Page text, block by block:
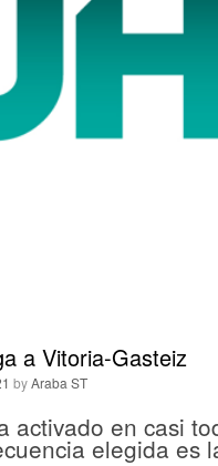
a Vitoria-Gasteiz
byAraba ST
activado en casi
elegida es